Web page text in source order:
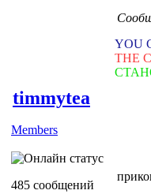
YOU
THE
timmytea
Members
485 сообщений